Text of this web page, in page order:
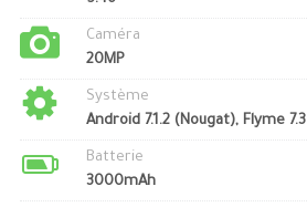
Caméra
20MP
Système
Android 7.1.2 (Nougat), Flyme 7.3
Batterie
3000mAh